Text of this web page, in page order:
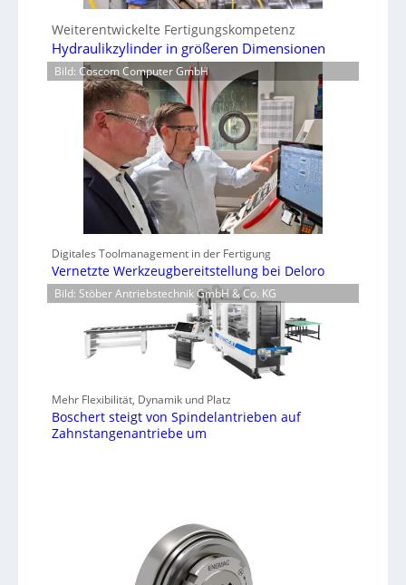
Weiterentwickelte Fertigungskompetenz
Hydraulikzylinder in größeren Dimensionen
Bild: Coscom Computer GmbH
Digitales Toolmanagement in der Fertigung
Vernetzte Werkzeugbereitstellung bei Deloro
Bild: Stöber Antriebstechnik GmbH & Co. KG
Mehr Flexibilität, Dynamik und Platz
Boschert steigt von Spindelantrieben auf
Zahnstangenantriebe um